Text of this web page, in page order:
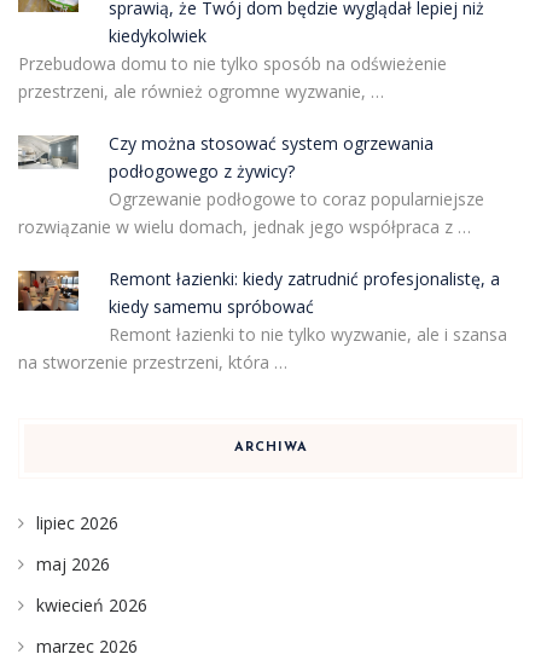
sprawią, że Twój dom będzie wyglądał lepiej niż
kiedykolwiek
Przebudowa domu to nie tylko sposób na odświeżenie
przestrzeni, ale również ogromne wyzwanie, …
Czy można stosować system ogrzewania
podłogowego z żywicy?
Ogrzewanie podłogowe to coraz popularniejsze
rozwiązanie w wielu domach, jednak jego współpraca z …
Remont łazienki: kiedy zatrudnić profesjonalistę, a
kiedy samemu spróbować
Remont łazienki to nie tylko wyzwanie, ale i szansa
na stworzenie przestrzeni, która …
ARCHIWA
lipiec 2026
maj 2026
kwiecień 2026
marzec 2026